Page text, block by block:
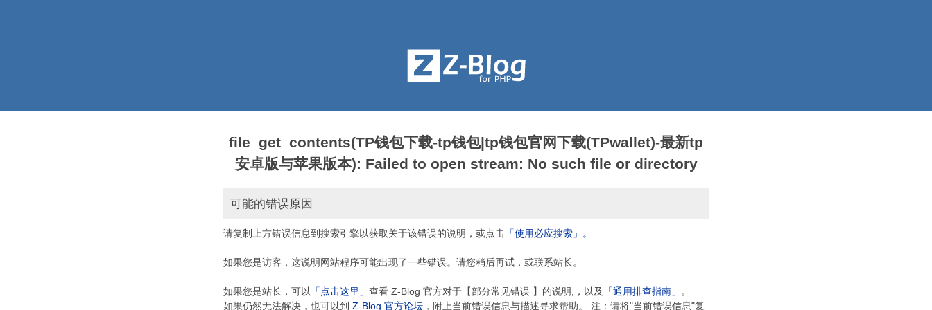
file_get_contents(TP钱包下载-tp钱包|tp钱包官网下载(TPwallet)-最新tp
安卓版与苹果版本): Failed to open stream: No such file or directory
可能的错误原因
请复制上方错误信息到搜索引擎以获取关于该错误的说明，或点击 「使用必应搜索」。
如果您是访客，这说明网站程序可能出现了一些错误。请您稍后再试，或联系站长。
如果您是站长，可以 「点击这里」 查看 Z-Blog 官方对于【部分常见错误 】的说明,，以及 「通用排查指南」
。
如果仍然无法解决，也可以到 Z-Blog 官方论坛 ，附上当前错误信息与描述寻求帮助。 注：请将"当前错误信息"复